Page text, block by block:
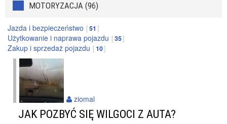
MOTORYZACJA (96)
Jazda i bezpieczeństwo 51
Użytkowanie i naprawa pojazdu 35
Zakup i sprzedaż pojazdu 10
JAK POZBYĆ SIĘ WILGOCI Z AUTA?
ziomal